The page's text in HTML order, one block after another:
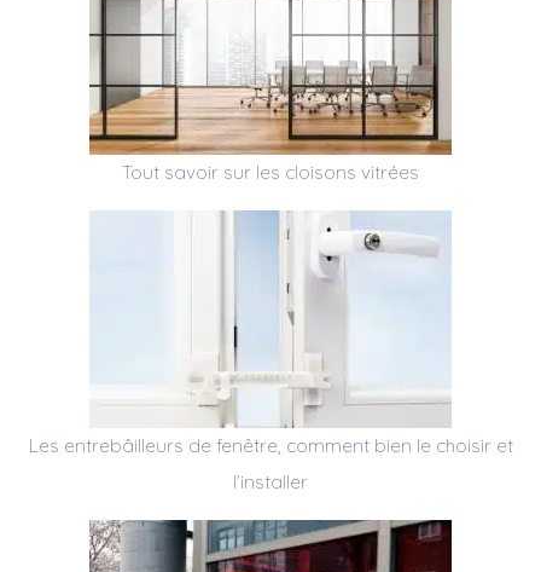
Tout savoir sur les cloisons vitrées
Les entrebâilleurs de fenêtre, comment bien le choisir et
l’installer